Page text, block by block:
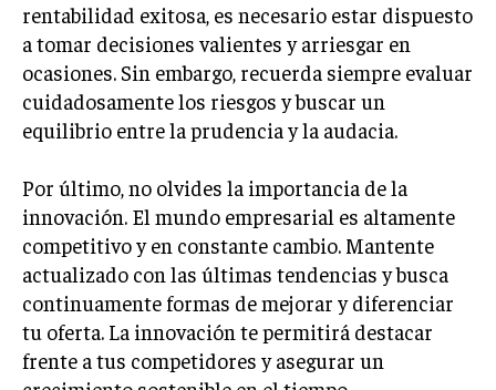
rentabilidad exitosa, es necesario estar dispuesto
a tomar decisiones valientes y arriesgar en
ocasiones. Sin embargo, recuerda siempre evaluar
cuidadosamente los riesgos y buscar un
equilibrio entre la prudencia y la audacia.
Por último, no olvides la importancia de la
innovación. El mundo empresarial es altamente
competitivo y en constante cambio. Mantente
actualizado con las últimas tendencias y busca
continuamente formas de mejorar y diferenciar
tu oferta. La innovación te permitirá destacar
frente a tus competidores y asegurar un